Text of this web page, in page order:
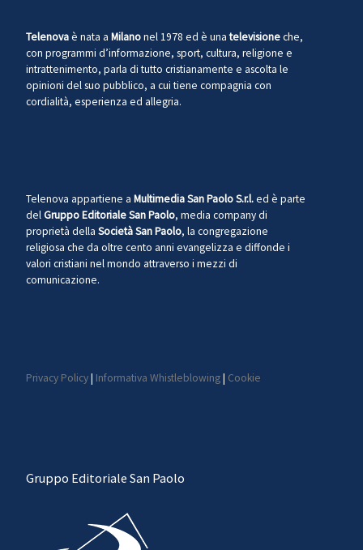
Telenovaè nata a Milanonel 1978 ed è unatelevisioneche,
con programmi d’informazione, sport, cultura, religione e
intrattenimento, parla di tutto cristianamente e ascolta le
opinioni del suo pubblico, a cui tiene compagnia con
cordialità, esperienza ed allegria.
Telenova appartiene a Multimedia San Paolo S.r.l.ed è parte
delGruppo Editoriale San Paolo, media company di
proprietà della Società San Paolo, la congregazione
religiosa che da oltre cento anni evangelizza e diffonde i
valori cristiani nel mondo attraverso i mezzi di
comunicazione.
Privacy Policy| Informativa Whistleblowing| Cookie
Gruppo Editoriale San Paolo